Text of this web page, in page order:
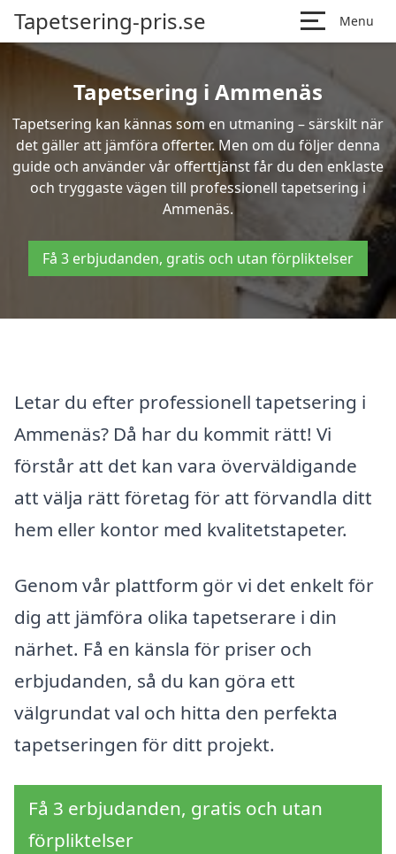
Tapetsering-pris.se Menu
Tapetsering i Ammenäs
Tapetsering kan kännas som en utmaning – särskilt när
det gäller att jämföra offerter. Men om du följer denna
guide och använder vår offerttjänst får du den enklaste
och tryggaste vägen till professionell tapetsering i
Ammenäs.
Få 3 erbjudanden, gratis och utan förpliktelser
Letar du efter professionell tapetsering i
Ammenäs? Då har du kommit rätt! Vi
förstår att det kan vara överväldigande
att välja rätt företag för att förvandla ditt
hem eller kontor med kvalitetstapeter.
Genom vår plattform gör vi det enkelt för
dig att jämföra olika tapetserare i din
närhet. Få en känsla för priser och
erbjudanden, så du kan göra ett
välgrundat val och hitta den perfekta
tapetseringen för ditt projekt.
Få 3 erbjudanden, gratis och utan
förpliktelser